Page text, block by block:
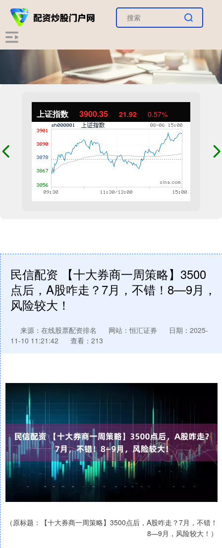
上证指数 3900.35 21.92 0.57%
民信配资 【十大券商一周策略】3500
点后，A股咋走？7月，不错！8—9月，
风险较大！
来源：在线股票配资排名 网站：恒汇证券
日期：2025-
11-10 11:21:42
查看：213
（原标题：【十大券商一周策略】3500点后，A股咋走？7月，不错！
8—9月，风险较大！）